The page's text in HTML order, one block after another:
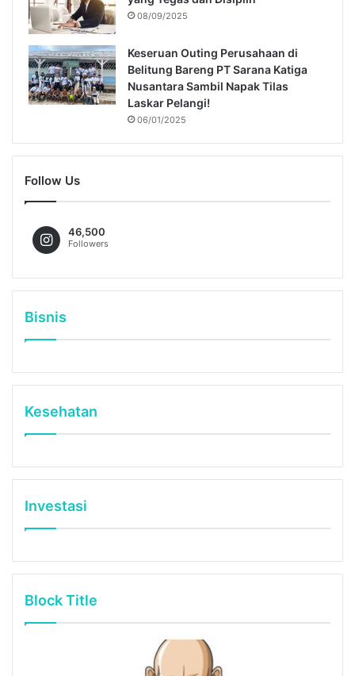
08/09/2025
Keseruan Outing Perusahaan di
Belitung Bareng PT Sarana Katiga
Nusantara Sambil Napak Tilas
Laskar Pelangi!
06/01/2025
Follow Us
46,500
Followers
Bisnis
Kesehatan
Investasi
Block Title